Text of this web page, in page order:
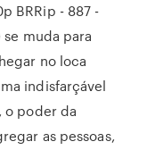
BRRip - 887 -
muda para
no loca
indisfarçável
o poder da
as pessoas,